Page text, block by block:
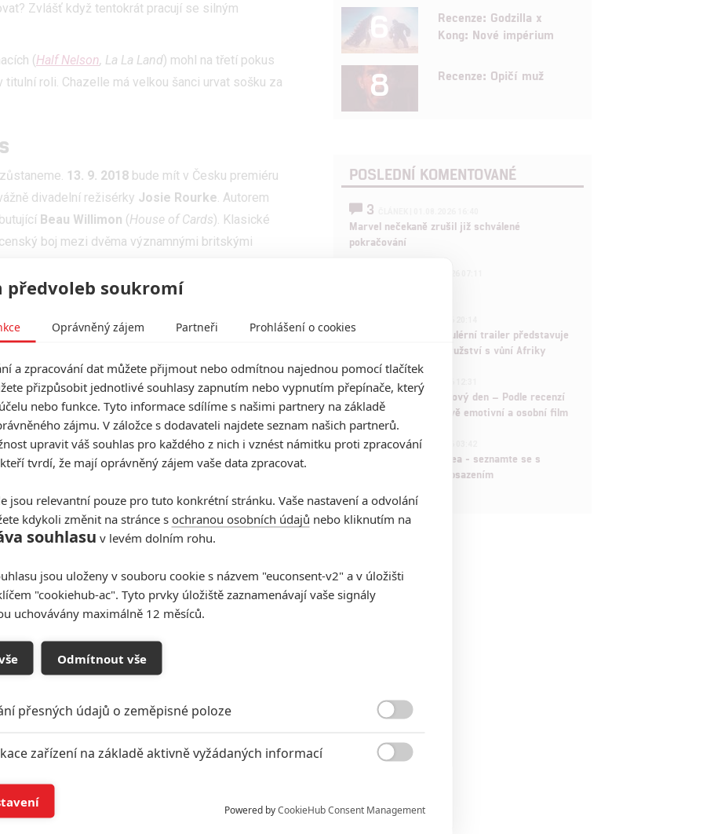
Zvlášť když tentokrát pracují se silným
(Half Nelson, La La Land) mohl na třetí pokus
roli. Chazelle má velkou šanci urvat sošku za
13. 9. 2018 bude mít v Česku premiéru
divadelní režisérky Josie Rourke. Autorem
Beau Willimon (House of Cards). Klasické
boj mezi dvěma významnými britskými
Alžbětou I. a její skotskou rivalkou Marií
projektu takový povyk?
Vincent Lady Bird
na Oscara nominovány a zatím v žádné úloze
z roku 1991 bychom se tak mohli dočkat
herecký výkon navrženy dvě kandidátky za stejný
Zuřící býk,Mafiáni,Letec,Vlk z Wall Street) byl už na
že se s ním zkrátka pokaždé musí počítat. A co
The Irishmanpodařilo zlákat staré známé
údajně zabil přes 25 lidí, včetně amerického
naposledy se nám před kamerou sejdou v jediném
snímků, což samo o sobě zavání nějakým tím
na stupně vítězů je skutečnost, že zatím není
nebo bude uvedený až na počátku roku 2019
by se musel počkat na Oscary 2020.
Robert Zemeckis
Gumpa
. Od té doby Akademie na Roberta
6
Recenze: Godzilla x
Kong: Nové impérium
8 Recenze: Opičí muž
POSLEDNÍ KOMENTOVANÉ
3
Marvel nečekaně zrušil již schválené
pokračování
Děti krve a kostí: Regulérní trailer představuje
akční fantasy dobrodružství s vůní Afriky
1 ČLÁNEK | 30.07.2026 12:31
Spider-Man: Zbrusu nový den – Podle recenzí
máme čekat překvapivě emotivní a osobní film
1ČLÁNEK | 30.07.2026 03:42
Velké preview: Odyssea - seznamte se s
maximálně nabitým obsazením
předvoleb soukromí
Oprávněný zájem Partneři Prohlášení o cookies
a zpracování dat můžete přijmout nebo odmítnou najednou pomocí tlačítek
přizpůsobit jednotlivé souhlasy zapnutím nebo vypnutím přepínače, který
nebo funkce. Tyto informace sdílíme s našimi partnery na základě
zájmu. V záložce s dodavateli najdete seznam našich partnerů.
upravit váš souhlas pro každého z nich i vznést námitku proti zpracování
tvrdí, že mají oprávněný zájem vaše data zpracovat.
jsou relevantní pouze pro tuto konkrétní stránku. Vaše nastavení a odvolání
kdykoli změnit na stránce s ochranou osobních údajů nebo kliknutím na
souhlasu v levém dolním rohu.
jsou uloženy v souboru cookie s názvem "euconsent-v2" a v úložišti
"cookiehub-ac". Tyto prvky úložiště zaznamenávají vaše signály
uchovávány maximálně 12 měsíců.
Odmítnout vše
přesných údajů o zeměpisné poloze
zařízení na základě aktivně vyžádaných informací
a/nebo přístup k informacím v zařízení

Powered byCookieHub Consent Management